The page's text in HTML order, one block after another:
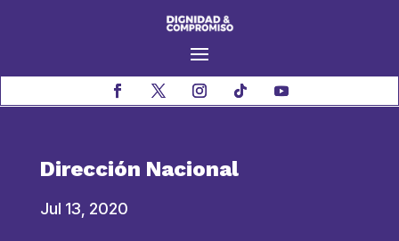
Dirección Nacional
Jul 13, 2020